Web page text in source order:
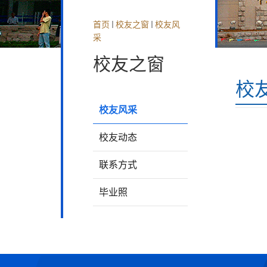
首页 校友之窗
校友风
采
校友之窗
校友风采
校友动态
联系方式
毕业照
校